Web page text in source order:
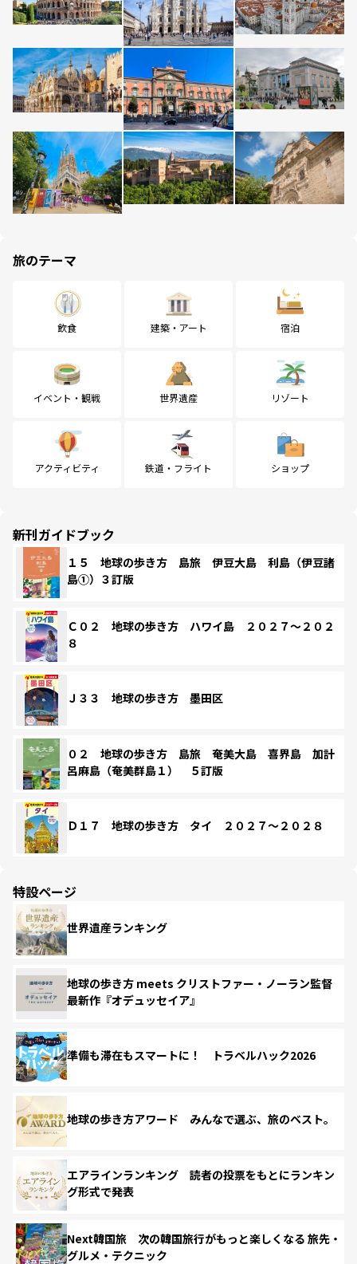
旅のテーマ
飲食 建築・アート 宿泊
イベント・観戦 世界遺産 リゾート
アクティビティ 鉄道・フライト ショップ
新刊ガイドブック
１５ 地球の歩き方 島旅 伊豆大島 利島（伊豆諸
島①）３訂版
Ｃ０２ 地球の歩き方 ハワイ島 ２０２７～２０２
８
Ｊ３３ 地球の歩き方 墨田区
０２ 地球の歩き方 島旅 奄美大島 喜界島 加計
呂麻島（奄美群島１） ５訂版
Ｄ１７ 地球の歩き方 タイ ２０２７～２０２８
特設ページ
世界遺産ランキング
地球の歩き方 meets クリストファー・ノーラン監督
最新作『オデュッセイア』
準備も滞在もスマートに！ トラベルハック2026
地球の歩き方アワード みんなで選ぶ、旅のベスト。
エアラインランキング 読者の投票をもとにランキン
グ形式で発表
Next韓国旅 次の韓国旅行がもっと楽しくなる 旅先・
グルメ・テクニック